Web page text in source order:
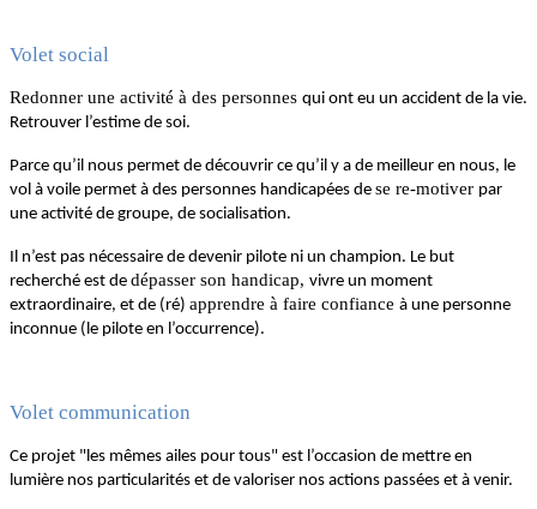
Volet social
Redonner une activité à des personnes qui ont eu un accident de la vie.
Retrouver l’estime de soi.
Parce qu’il nous permet de découvrir ce qu’il y a de meilleur en nous, le
vol à voile permet à des personnes handicapées de se re-motiver par
une activité de groupe, de socialisation.
Il n’est pas nécessaire de devenir pilote ni un champion. Le but
recherché est de dépasser son handicap, vivre un moment
extraordinaire, et de (ré) apprendre à faire confiance à une personne
inconnue (le pilote en l’occurrence).
Volet communication
Ce projet "les mêmes ailes pour tous" est l’occasion de mettre en
lumière nos particularités et de valoriser nos actions passées et à venir.